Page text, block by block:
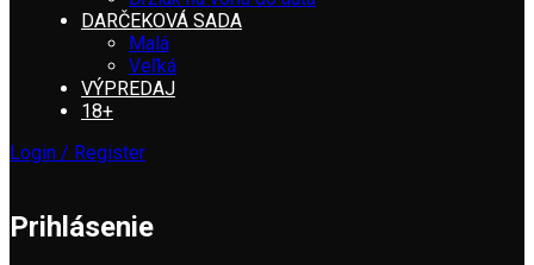
DARČEKOVÁ SADA
Malá
Veľká
VÝPREDAJ
18+
Login / Register
Prihlásenie